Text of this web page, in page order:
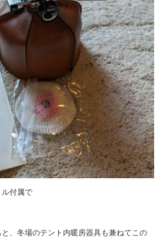
付属で
、冬場のテント内暖房器具も兼ねてこの